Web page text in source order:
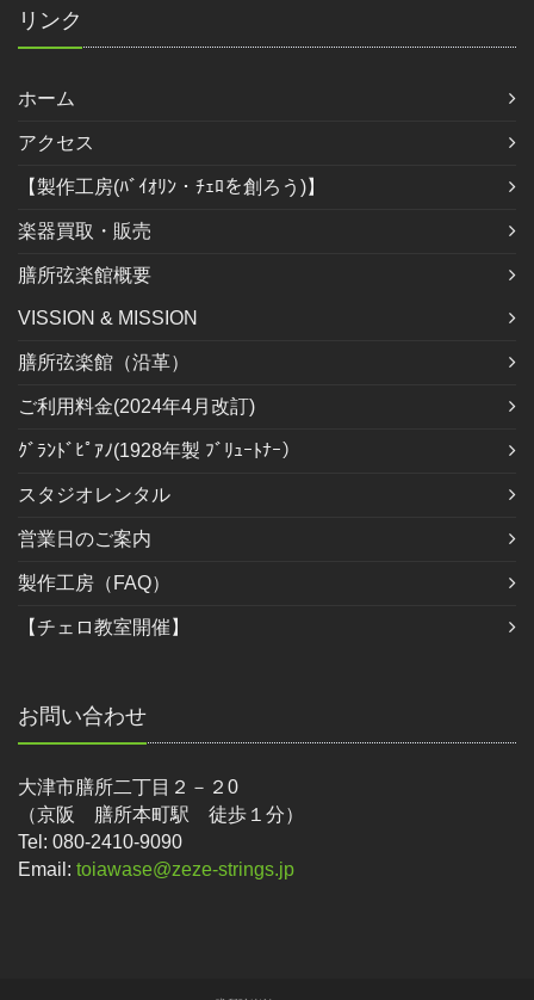
リンク
ホーム
アクセス
【製作工房(ﾊﾞｲｵﾘﾝ・ﾁｪﾛを創ろう)】
楽器買取・販売
膳所弦楽館概要
VISSION & MISSION
膳所弦楽館（沿革）
ご利用料金(2024年4月改訂)
ｸﾞﾗﾝﾄﾞﾋﾟｱﾉ(1928年製 ﾌﾞﾘｭｰﾄﾅｰ）
スタジオレンタル
営業日のご案内
製作工房（FAQ）
【チェロ教室開催】
お問い合わせ
大津市膳所二丁目２－２0
（京阪 膳所本町駅 徒歩１分）
Tel: 080-2410-9090
Email: toiawase@zeze-strings.jp